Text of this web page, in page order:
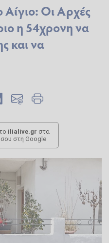
Οι Αρχές
η 54χρονη να
και να
ilialive.gr στα
στη Google